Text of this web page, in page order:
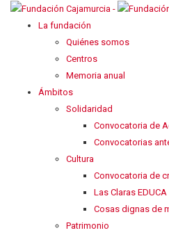
La fundación
Quiénes somos
Centros
Memoria anual
Ámbitos
Solidaridad
Convocatoria de
Convocatorias
Cultura
Convocatoria de
Las Claras EDUCA
Cosas dignas de
Patrimonio